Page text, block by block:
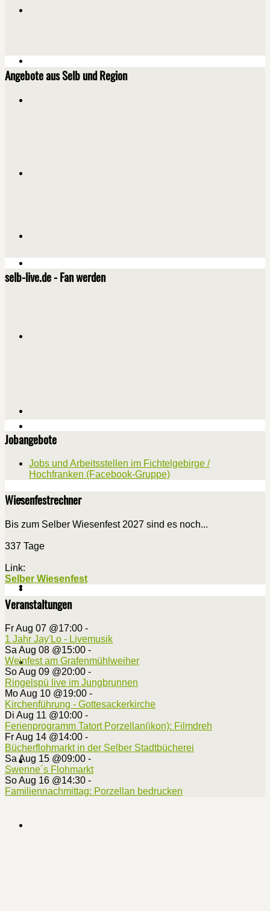
Angebote aus Selb und Region
selb-live.de - Fan werden
Jobangebote
Jobs und Arbeitsstellen im Fichtelgebirge /
Hochfranken (Facebook-Gruppe)
Wiesenfestrechner
Bis zum Selber Wiesenfest 2027 sind es noch...
337 Tage
Link:
Selber Wiesenfest
Veranstaltungen
Fr Aug 07 @17:00 -
1 Jahr Jay'Lo - Livemusik
Sa Aug 08 @15:00 -
Weinfest am Grafenmühlweiher
So Aug 09 @20:00 -
Ringelspü live im Jungbrunnen
Mo Aug 10 @19:00 -
Kirchenführung - Gottesackerkirche
Di Aug 11 @10:00 -
Ferienprogramm Tatort Porzellan(ikon): Filmdreh
Fr Aug 14 @14:00 -
Bücherflohmarkt in der Selber Stadtbücherei
Sa Aug 15 @09:00 -
Swenne´s Flohmarkt
So Aug 16 @14:30 -
Familiennachmittag: Porzellan bedrucken